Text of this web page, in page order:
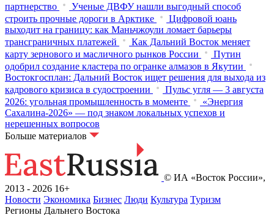
партнерство
Ученые ДВФУ нашли выгодный способ
строить прочные дороги в Арктике
Цифровой юань
выходит на границу: как Маньчжоули ломает барьеры
трансграничных платежей
Как Дальний Восток меняет
карту зернового и масличного рынков России
Путин
одобрил создание кластера по огранке алмазов в Якутии
Востокгосплан: Дальний Восток ищет решения для выхода из
кадрового кризиса в судостроении
Пульс угля — 3 августа
2026: угольная промышленность в моменте
«Энергия
Сахалина-2026» — под знаком локальных успехов и
нерешенных вопросов
Больше материалов
© ИА «Восток России»,
2013 - 2026 16+
Новости Экономика Бизнес Люди Культура Туризм
Регионы Дальнего Востока